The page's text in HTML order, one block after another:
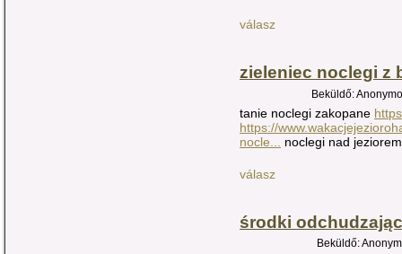
válasz
zieleniec noclegi z
Beküldő:
tanie noclegi zakopane
https://
nocle...
noclegi nad
válasz
środki
Beküldő: